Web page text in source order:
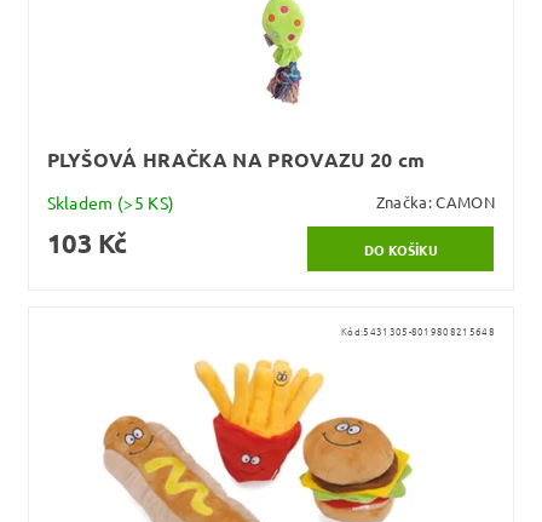
PLYŠOVÁ HRAČKA NA PROVAZU 20 cm
Skladem (>5 KS) Značka:CAMON
103 Kč
Kód:5431305-8019808215648